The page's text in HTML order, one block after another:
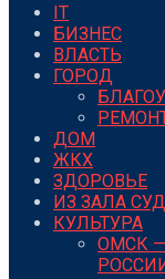
IT
БИЗНЕС
ВЛАСТЬ
ГОРОД
ДОМ
ЖКХ
ЗДОРОВЬЕ
ИЗ ЗАЛА
КУЛЬТУРА
ОМСК